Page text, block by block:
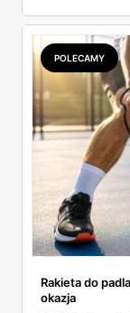
POLECAMY
Rakieta do
okazja